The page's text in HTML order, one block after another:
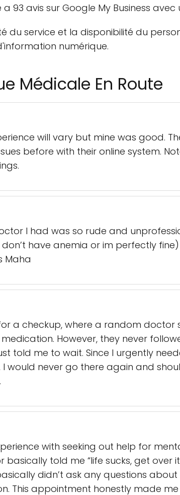
a 93 avis sur Google My Business
du service et la disponibilité du
numérique.
Médicale En Route
will vary but mine was good.
before with their online system.
I had was so rude and
have anemia or im perfectly
Maha
a checkup, where a random
However, they never
told me to wait. Since I urgently
I would never go there again and
with seeking out help for
told me “life sucks, get over
didn’t ask any questions
This appointment honestly made